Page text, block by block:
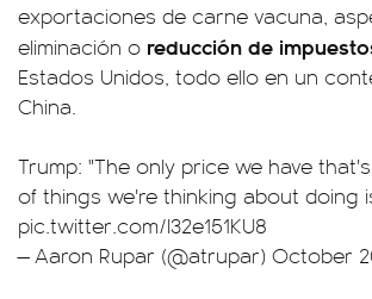
exportaciones de carne vacuna,
eliminación o reducción de
Estados Unidos, todo ello en un
China.
Trump: "The only price we have
of things we're thinking about doing
pic.twitter.com/I32e151KU8
— Aaron Rupar (@atrupar) October